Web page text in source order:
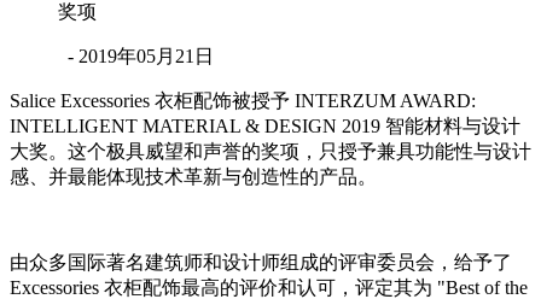
奖项
- 2019年05月21日
Salice Excessories 衣柜配饰被授予 INTERZUM AWARD:
INTELLIGENT MATERIAL & DESIGN 2019 智能材料与设计
大奖。这个极具威望和声誉的奖项，只授予兼具功能性与设计
感、并最能体现技术革新与创造性的产品。
由众多国际著名建筑师和设计师组成的评审委员会，给予了
Excessories 衣柜配饰最高的评价和认可，评定其为 "Best of the